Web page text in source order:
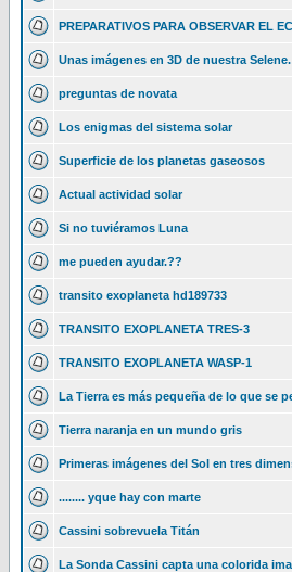
PREPARATIVOS PARA OBSERVAR EL
Unas imágenes en 3D de nuestra Selene.
preguntas de novata
Los enigmas del sistema solar
Superficie de los planetas gaseosos
Actual actividad solar
Si no tuviéramos Luna
me pueden ayudar.??
transito exoplaneta hd189733
TRANSITO EXOPLANETA TRES-3
TRANSITO EXOPLANETA WASP-1
La Tierra es más pequeña de lo que se
Tierra naranja en un mundo gris
Primeras imágenes del Sol en tres
........ yque hay con marte
Cassini sobrevuela Titán
La Sonda Cassini capta una colorida